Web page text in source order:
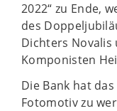
2022“ zu Ende,
des
Dichters Novalis
Komponisten
Die Bank hat
Fotomotiv zu